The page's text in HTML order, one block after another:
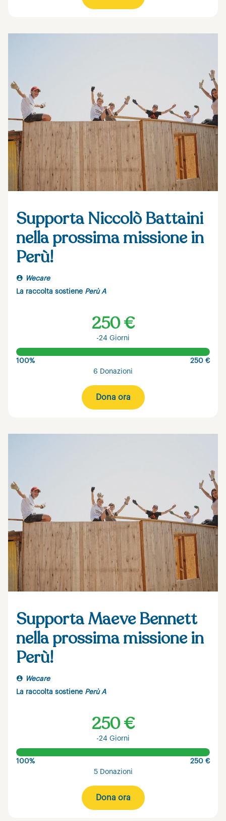
Supporta Niccolò Battaini
nella prossima missione in
Perù!
Wecare
La raccolta sostiene Perù A
250 €
-24 Giorni
100%
250 €
6 Donazioni
Dona ora
Supporta Maeve Bennett
nella prossima missione in
Perù!
Wecare
La raccolta sostiene Perù A
250 €
-24 Giorni
100%
250 €
5 Donazioni
Dona ora